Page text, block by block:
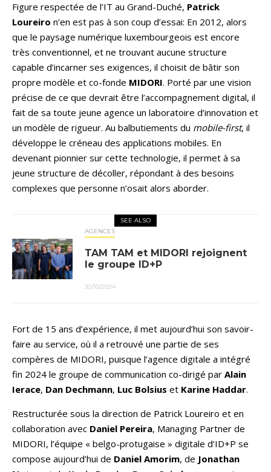
Figure respectée de l’IT au Grand-Duché, Patrick
Loureiro n’en est pas à son coup d’essai: En 2012, alors
que le paysage numérique luxembourgeois est encore
très conventionnel, et ne trouvant aucune structure
capable d’incarner ses exigences, il choisit de bâtir son
propre modèle et co-fonde MIDORI. Porté par une vision
précise de ce que devrait être l’accompagnement digital, il
fait de sa toute jeune agence un laboratoire d’innovation et
un modèle de rigueur. Au balbutiements du mobile-first, il
développe le créneau des applications mobiles. En
devenant pionnier sur cette technologie, il permet à sa
jeune structure de décoller, répondant à des besoins
complexes que personne n’osait alors aborder.
SEE ALSO
AGENCES
TAM TAM et MIDORI rejoignent
le groupe ID+P
30/10/2024
Fort de 15 ans d’expérience, il met aujourd’hui son savoir-
faire au service, où il a retrouvé une partie de ses
compères de MIDORI, puisque l’agence digitale a intégré
fin 2024 le groupe de communication co-dirigé par Alain
Ierace, Dan Dechmann, Luc Bolsius et Karine Haddar.
Restructurée sous la direction de Patrick Loureiro et en
collaboration avec Daniel Pereira, Managing Partner de
MIDORI, l’équipe « belgo-protugaise » digitale d’ID+P se
compose aujourd’hui de Daniel Amorim, de Jonathan